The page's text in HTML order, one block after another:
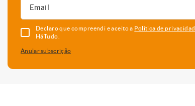
Parceiros
Declaro que compreendi e aceito a Política de
HáTudo.
Anular subscrição